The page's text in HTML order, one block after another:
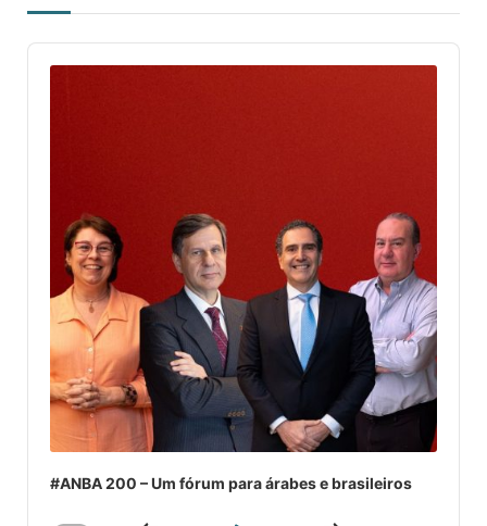
Audio
Player
#ANBA 200 – Um fórum para árabes e brasileiros